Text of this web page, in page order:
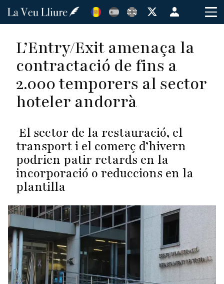
Vés
Menú
de
cuenta
de
usuario
L’Entry/Exit amenaça la
contractació de fins a
2.000 temporers al sector
hoteler andorrà
El sector de la restauració, el
transport i el comerç d’hivern
podrien patir retards en la
incorporació o reduccions en la
plantilla